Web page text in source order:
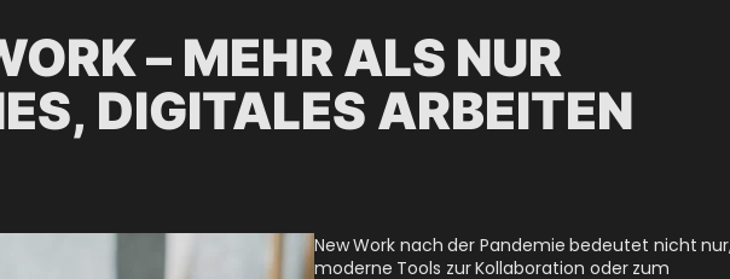
– MEHR ALS NUR
DIGITALES ARBEITEN
New Work nach der Pandemie bedeutet nicht nur,
moderne Tools zur Kollaboration oder zum